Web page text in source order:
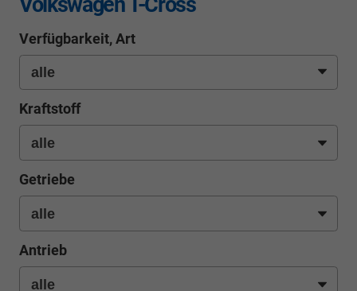
Verfügbarkeit, Art
Kraftstoff
Getriebe
Antrieb